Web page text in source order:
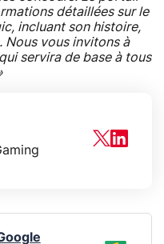
détaillées sur le
incluant son histoire,
Nous vous invitons à
servira de base à tous